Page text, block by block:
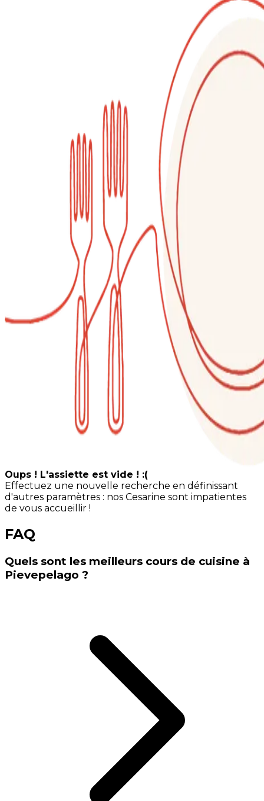
Oups ! L'assiette est vide ! :(
Effectuez une nouvelle recherche en définissant
d'autres paramètres : nos Cesarine sont impatientes
de vous accueillir !
FAQ
Quels sont les meilleurs cours de cuisine à
Pievepelago ?